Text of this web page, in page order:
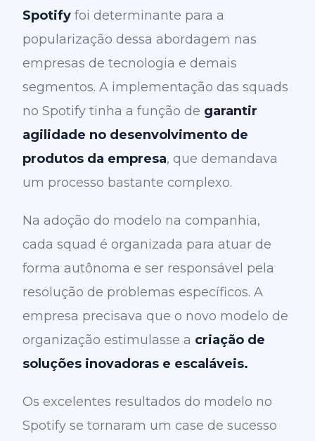
Spotify foi determinante para a
popularização dessa abordagem nas
empresas de tecnologia e demais
segmentos. A implementação das squads
no Spotify tinha a função de garantir
agilidade no desenvolvimento de
produtos da empresa, que demandava
um processo bastante complexo.
Na adoção do modelo na companhia,
cada squad é organizada para atuar de
forma autônoma e ser responsável pela
resolução de problemas específicos. A
empresa precisava que o novo modelo de
organização estimulasse a criação de
soluções inovadoras e escaláveis.
Os excelentes resultados do modelo no
Spotify se tornaram um case de sucesso